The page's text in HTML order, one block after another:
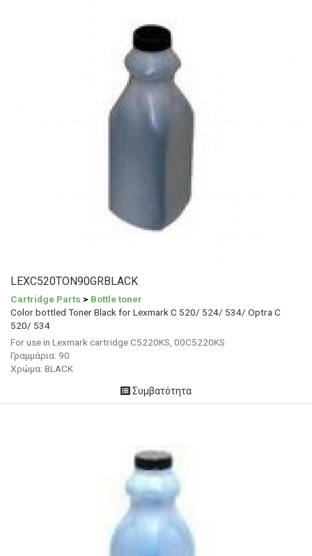
LEXC520TON90GRBLACK
Cartridge Parts > Bottle toner
Color bottled Toner Black for Lexmark C 520/ 524/ 534/ Optra C
520/ 534
For use in Lexmark cartridge C5220KS, 00C5220KS
Γραμμάρια: 90
Χρώμα: BLACK
Συμβατότητα